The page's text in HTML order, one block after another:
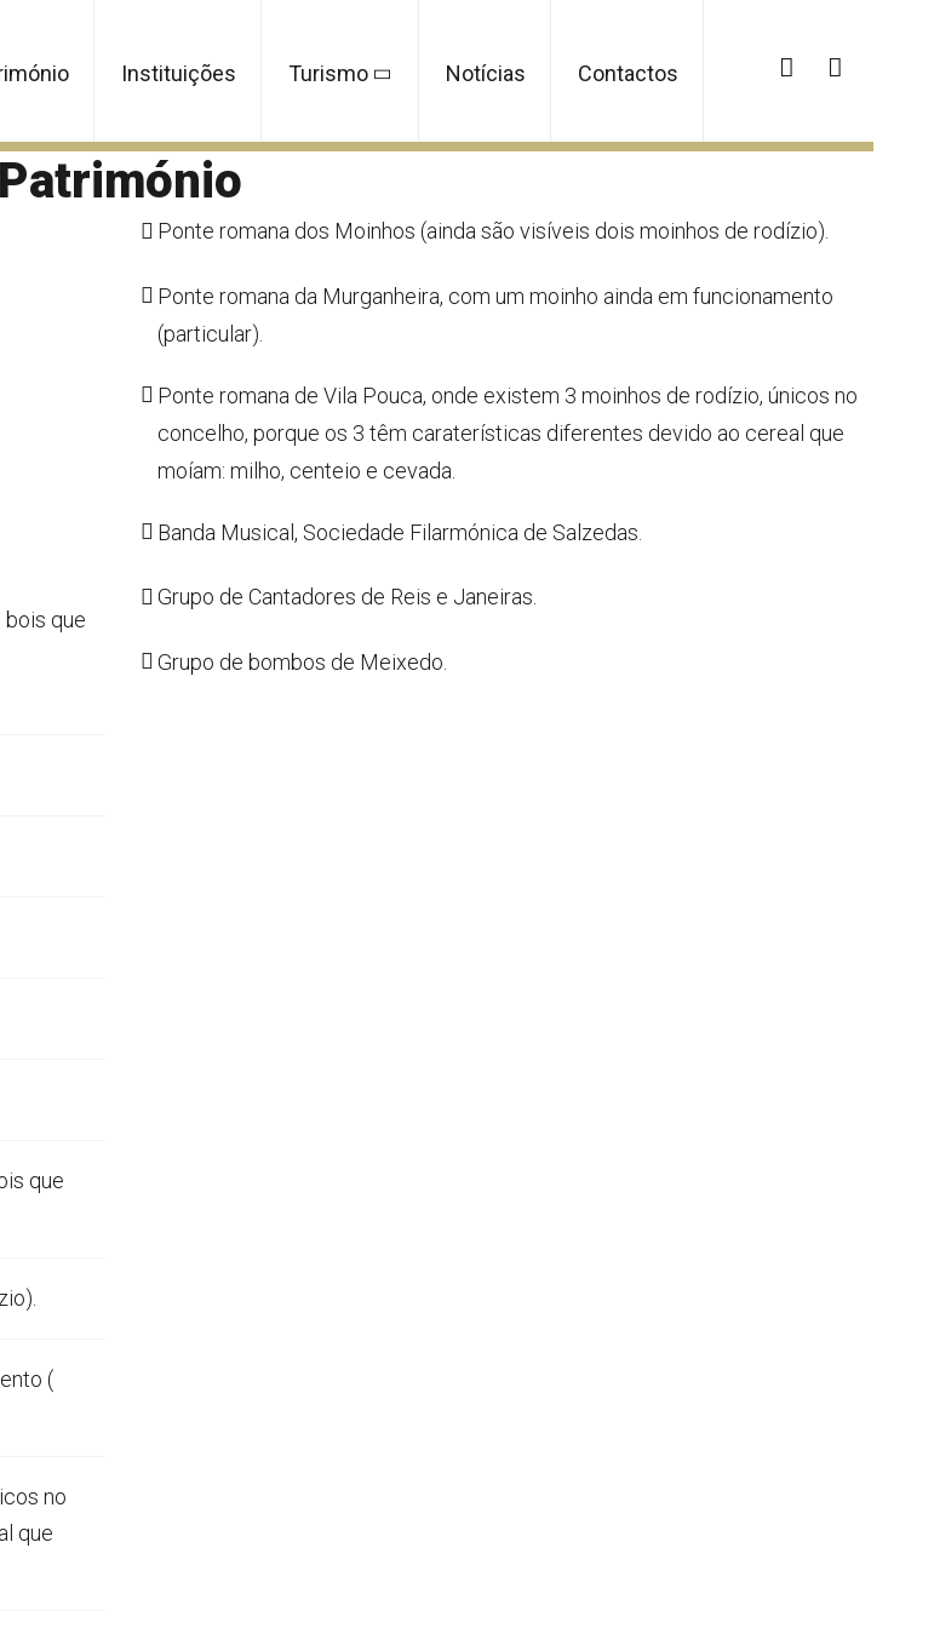
Instituições Turismo Notícias Contactos
Património
bois que
que
(
no
que
Ponte romana dos Moinhos (ainda são visíveis dois moinhos de rodízio).
Ponte romana da Murganheira, com um moinho ainda em funcionamento
(particular).
Ponte romana de Vila Pouca, onde existem 3 moinhos de rodízio, únicos no
concelho, porque os 3 têm caraterísticas diferentes devido ao cereal que
moíam: milho, centeio e cevada.
Banda Musical, Sociedade Filarmónica de Salzedas.
Grupo de Cantadores de Reis e Janeiras.
Grupo de bombos de Meixedo.